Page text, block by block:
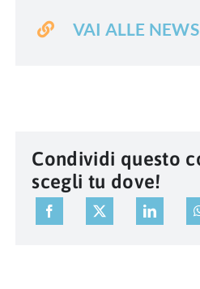
VAI ALLE NEWS
Condividi questo
scegli tu dove!